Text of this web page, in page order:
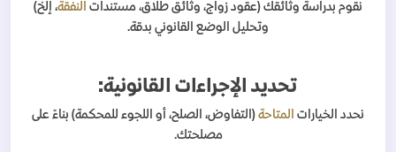
نقوم بدراسة وثائقك (عقود زواج، وثائق طلاق، مستندات النفقة، إلخ)
وتحليل الوضع القانوني بدقة.
تحديد الإجراءات القانونية:
نحدد الخيارات المتاحة (التفاوض، الصلح، أو اللجوء للمحكمة) بناءً على
مصلحتك.